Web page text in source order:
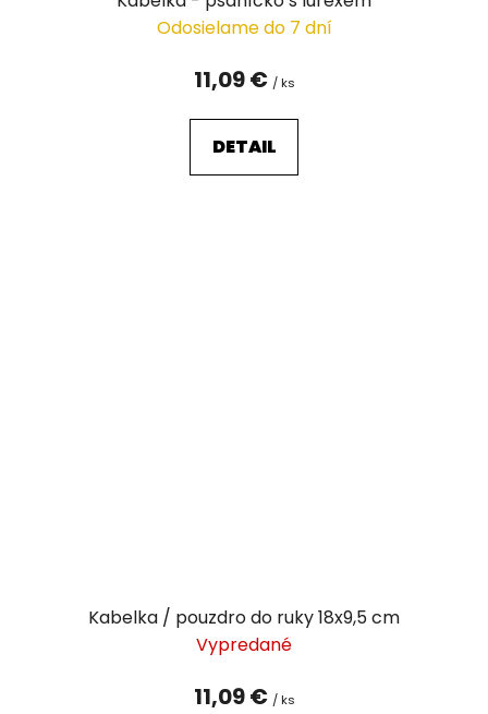
Odosielame do 7 dní
11,09 € / ks
DETAIL
Kabelka / pouzdro do ruky 18x9,5 cm
Vypredané
11,09 € / ks